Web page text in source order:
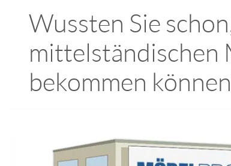
Wussten Sie
mittelständischen
bekommen